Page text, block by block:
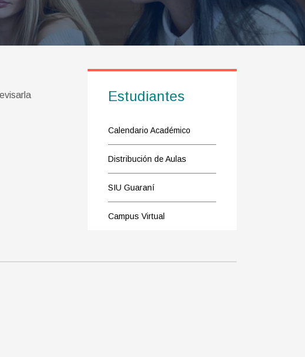
Estudiantes
Calendario Académico
Distribución de Aulas
SIU Guaraní
Campus Virtual